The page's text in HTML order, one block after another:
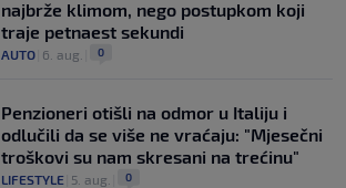
najbrže klimom, nego postupkom koji
traje petnaest sekundi
AUTO 6. aug. 0
Penzioneri otišli na odmor u Italiju i
odlučili da se više ne vraćaju: "Mjesečni
troškovi su nam skresani na trećinu"
LIFESTYLE 5. aug. 0